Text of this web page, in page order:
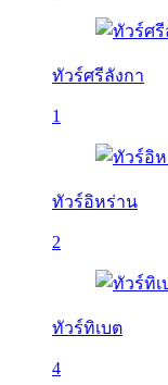
ทัวร์ศรีลังกา
1
ทัวร์อิหร่าน
2
ทัวร์ทิเบต
4